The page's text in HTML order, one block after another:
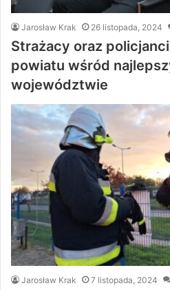
Jarosław Krak 26 listopada, 2024
Strażacy oraz
powiatu wśród
województwie
Jarosław Krak 7 listopada, 2024